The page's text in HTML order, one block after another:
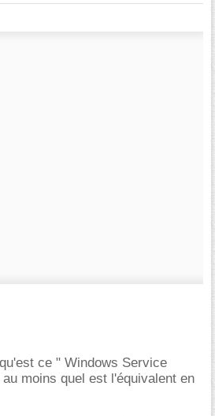
ce " Windows Service
moins quel est l'équivalent en